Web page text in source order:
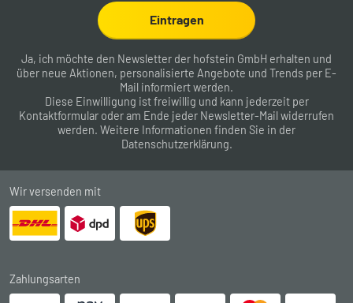
Eintragen
Ja, ich möchte den Newsletter der hofstein GmbH erhalten und
über neue Aktionen, personalisierte Angebote und Trends per E-
Mail informiert werden.
Diese Einwilligung ist freiwillig und kann jederzeit per
Kontaktformular oder am Ende jeder Newsletter-Mail widerrufen
werden. Weitere Informationen finden Sie in der
Datenschutzerklärung.
Wir versenden mit
Zahlungsarten